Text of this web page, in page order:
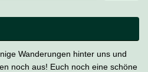
Wanderungen hinter uns und
noch aus! Euch noch eine schöne